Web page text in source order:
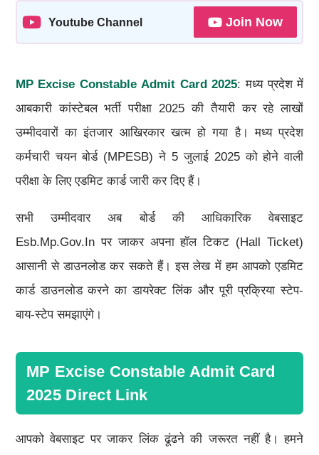
Youtube Channel Join Now
MP Excise Constable Admit Card 2025: मध्य प्रदेश में
आबकारी कांस्टेबल भर्ती परीक्षा 2025 की तैयारी कर रहे लाखों
उम्मीदवारों का इंतजार आखिरकार खत्म हो गया है। मध्य प्रदेश
कर्मचारी चयन बोर्ड (MPESB) ने 5 जुलाई 2025 को होने वाली
परीक्षा के लिए एडमिट कार्ड जारी कर दिए हैं।
सभी उम्मीदवार अब बोर्ड की आधिकारिक वेबसाइट
Esb.mp.gov.in पर जाकर अपना हॉल टिकट (Hall Ticket)
आसानी से डाउनलोड कर सकते हैं। इस लेख में हम आपको एडमिट
कार्ड डाउनलोड करने का डायरेक्ट लिंक और पूरी प्रक्रिया स्टेप-
बाय-स्टेप समझाएंगे।
MP Excise Constable Admit Card
2025 Direct Link
आपको वेबसाइट पर जाकर लिंक ढूंढने की जरूरत नहीं है। हमने